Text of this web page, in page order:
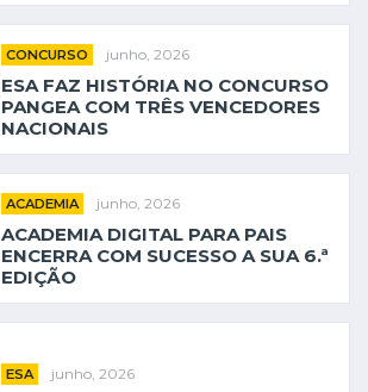
CONCURSO junho, 2026
ESA FAZ HISTÓRIA NO CONCURSO
PANGEA COM TRÊS VENCEDORES
NACIONAIS
ACADEMIA junho, 2026
ACADEMIA DIGITAL PARA PAIS
ENCERRA COM SUCESSO A SUA 6.ª
EDIÇÃO
ESA junho, 2026